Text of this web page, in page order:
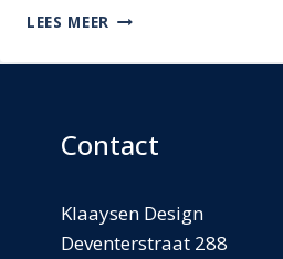
LEES MEER ERGERNISSEN
KNIELETSEL
Contact
Klaaysen Design
Deventerstraat 288